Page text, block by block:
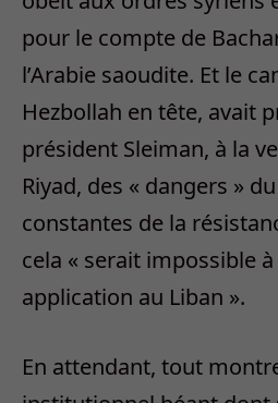
pour le compte de
l’Arabie saoudite. Et le
Hezbollah en tête, avait
président Sleiman, à la
Riyad, des « dangers »
constantes de la
cela « serait impossible
application au Liban ».
En attendant, tout